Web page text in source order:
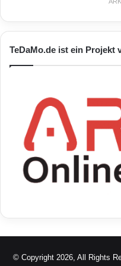
TeDaMo.de ist ein Projekt
© Copyright 2026, All Rights